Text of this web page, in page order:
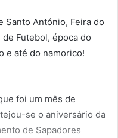
Santo António, Feira do
Futebol, época do
e até do namorico!
foi um mês de
se o aniversário da
de Sapadores